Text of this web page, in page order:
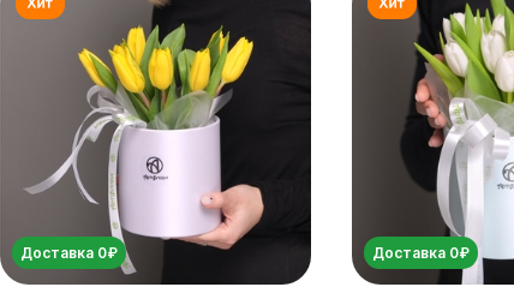
Доставка 0₽ Доставка 0₽